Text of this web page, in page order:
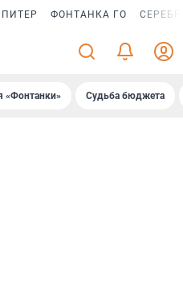
ФОНТАНКА ГО
«Фонтанки» Судьба бюджета